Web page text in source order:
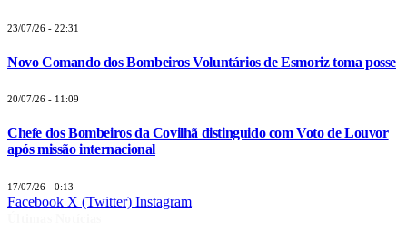
23/07/26 - 22:31
Novo Comando dos Bombeiros Voluntários de Esmoriz toma posse
20/07/26 - 11:09
Chefe dos Bombeiros da Covilhã distinguido com Voto de Louvor
após missão internacional
17/07/26 - 0:13
Facebook X (Twitter) Instagram